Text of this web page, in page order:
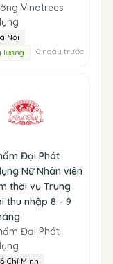
Vinatrees
Nội
lượng
6 ngày trước
Đại Phát
Nữ Nhân viên
thời vụ Trung
thu nhập 8 - 9
Đại Phát
Chí Minh